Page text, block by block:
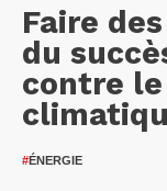
Faire
du
contre
#ÉNERGIE